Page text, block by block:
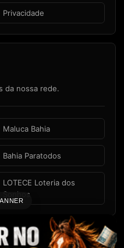
Privacidade
da nossa rede.
Maluca Bahia
Bahia Paratodos
LOTECE Loteria dos
Sonhos